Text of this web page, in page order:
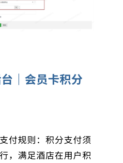
｜会员卡积分
付规则：积分支付须
，满足酒店在用户积